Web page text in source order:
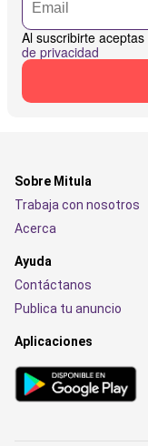
Al suscribirte aceptas
de privacidad
Sobre Mitula
Trabaja con nosotros
Acerca
Ayuda
Contáctanos
Publica tu anuncio
Aplicaciones